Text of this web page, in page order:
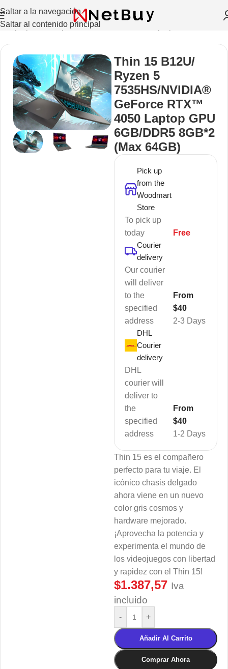
Saltar a la navegación
Saltar al contenido principal
/Laptops Y Computadoras De Escritorio
Thin 15 B12U/
Ryzen 5
7535HS/NVIDIA®
GeForce RTX™
4050 Laptop GPU
6GB/DDR5 8GB*2
(Max 64GB)
Pick up
from the
Woodmart
Store
To pick up
today
Free
Courier
delivery
Our courier
will deliver
to the
specified
address
2-3 Days
From
$40
DHL
Courier
delivery
DHL
courier will
deliver to
the
specified
address
1-2 Days
From
$40
Thin 15 es el compañero
perfecto para tu viaje. El
icónico chasis delgado
ahora viene en un nuevo
color gris cosmos y
hardware mejorado.
¡Aprovecha la potencia y
experimenta el mundo de
los videojuegos con libertad
y rapidez con el Thin 15!
$1.387,57 Iva
incluido
- +
Añadir Al Carrito
Comprar Ahora